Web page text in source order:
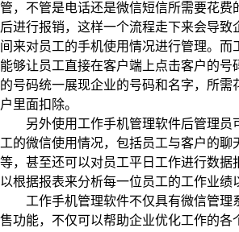
管，不管是电话还是微信短信所需要花费
后进行报销，这样一个流程走下来会导致
间来对员工的手机使用情况进行管理。而
能够让员工直接在客户端上点击客户的号
的号码统一展现企业的号码和名字，所需
户里面扣除。
另外使用工作手机管理软件后管理员
工的微信使用情况，包括员工与客户的聊
等，甚至还可以对员工平日工作进行数据
以根据报表来分析每一位员工的工作业绩
工作手机管理软件不仅具有微信管理
售功能，不仅可以帮助企业优化工作的各